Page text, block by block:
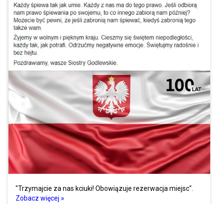
"Trzymajcie za nas kciuki! Obowiązuje rezerwacja miejsc".
Zobacz więcej »